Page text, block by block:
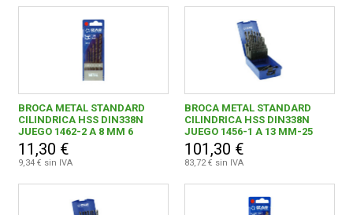
BROCA METAL STANDARD
CILINDRICA HSS DIN338N
JUEGO 1462-2 A 8 MM 6
UNIDADES
11,30 €
9,34 € sin IVA
BROCA METAL STANDARD
CILINDRICA HSS DIN338N
JUEGO 1456-1 A 13 MM-25
UNIDADES
101,30 €
83,72 € sin IVA